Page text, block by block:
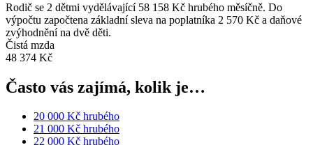
Rodič se 2 dětmi vydělávající 58 158 Kč hrubého měsíčně. Do
výpočtu započtena základní sleva na poplatníka 2 570 Kč a daňové
zvýhodnění na dvě děti.
Čistá mzda
48 374 Kč
Často vás zajímá, kolik je…
20 000 Kč hrubého
21 000 Kč hrubého
22 000 Kč hrubého